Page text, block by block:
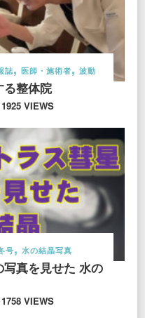
誌 医師・施術者 波動
る整体院
1925 VIEWS
号 水の結晶写真
真を見せた 水の
1758 VIEWS